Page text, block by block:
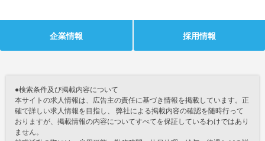
企業情報 採用情報
●検索条件及び掲載内容について
本サイトの求人情報は、広告主の責任に基づき情報を掲載しています。正
確で詳しい求人情報を目指し、 弊社による掲載内容の確認を随時行って
おりますが、掲載情報の内容についてすべてを保証しているわけではあり
ません。